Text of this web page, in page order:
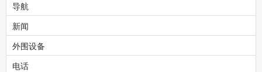
导航
新闻
外围设备
电话